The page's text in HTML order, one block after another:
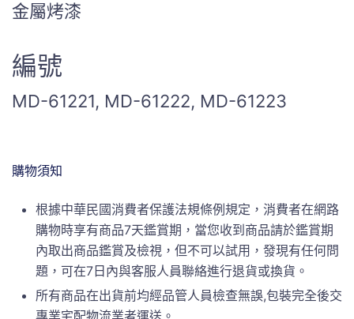
金屬烤漆
編號
MD-61221, MD-61222, MD-61223
購物須知
根據中華民國消費者保護法規條例規定，消費者在網路
購物時享有商品7天鑑賞期，當您收到商品請於鑑賞期
內取出商品鑑賞及檢視，但不可以試用，發現有任何問
題，可在7日內與客服人員聯絡進行退貨或換貨。
所有商品在出貨前均經品管人員檢查無誤,包裝完全後交